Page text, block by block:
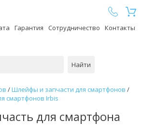
Гарантия Сотрудничество Контакты
Найти
/Шлейфы и запчасти для смартфонов /
смартфонов Irbis
для смартфона